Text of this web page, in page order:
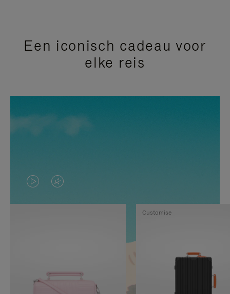
Een iconisch cadeau voor
elke reis
VIDEO
IS
GEPAUZEERD,
OP
HET
GELUID
Customise